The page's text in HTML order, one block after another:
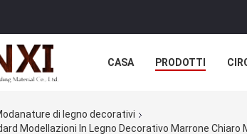
CASA PRODOTTI
di legno decorativi